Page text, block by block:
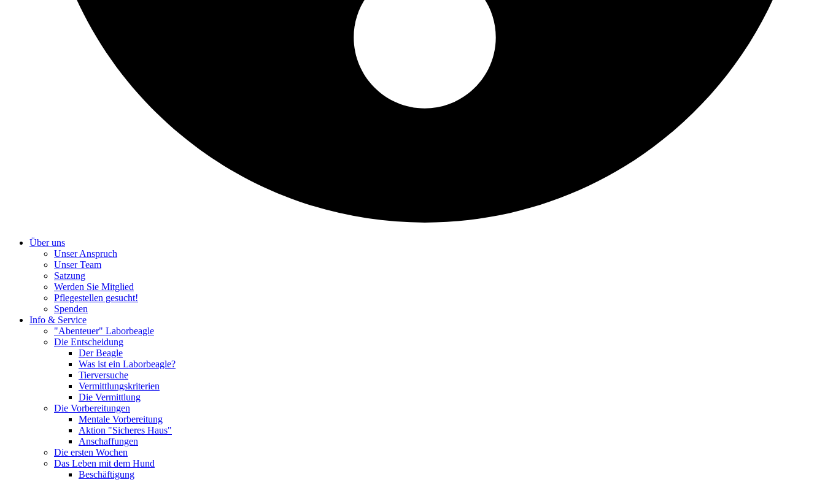
Über uns
Unser Anspruch
Unser Team
Satzung
Werden Sie Mitglied
Pflegestellen gesucht!
Spenden
Info & Service
"Abenteuer" Laborbeagle
Die Entscheidung
Der Beagle
Was ist ein Laborbeagle?
Tierversuche
Vermittlungskriterien
Die Vermittlung
Die Vorbereitungen
Mentale Vorbereitung
Aktion "Sicheres Haus"
Anschaffungen
Die ersten Wochen
Das Leben mit dem Hund
Beschäftigung